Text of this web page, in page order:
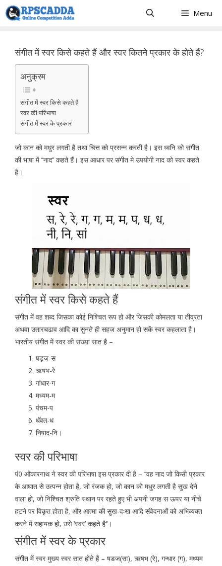
Skip
to
Menu
संगीत में स्वर किसे कहते हैं और स्वर कितने प्रकार के होते हैं?
अनुक्रम
संगीत में स्वर किसे कहते हैं
स्वर की परिभाषा
संगीत में स्वर के प्रकार
जो कान को मधुर लगती है तथा चित्त को प्रसन्न करती है। इस ध्वनि को संगीत
की भाषा में ‘‘नाद’’ कहते हैं। इस आधार पर संगीत मे उपयोगी नाद को स्वर कहते
है।
संगीत में स्वर किसे कहते हैं
संगीत में वह शब्द जिसका कोई निश्चित रूप हो और जिसकी कोमलता या तीव्रता
अथवा उतारचढाव आदि का सुनते ही सहज अनुमान हो सकें स्वर कहलाता है।
भारतीय संगीत में स्वर की संख्या सात है –
षड़ज-स
ऋषभ-रे
गांधार-ग
मध्यम-म
पंचम-प
धॅवत-ध
निषाद-नि।
स्वर की परिभाषा
पं0 ओंकारनाथ ने स्वर की परिभाषा इस प्रकार दी है – ‘‘वह नाद जो किसी प्रकार
के आघात से उत्पन्न होता है, जो रंजक हो, जो कान को मधुर लगती है सुख देने
वाला हो, जो निश्चित श्रुति स्थान पर रहते हुए भी अपनी जगह स ऊपर या नीचे
हटने पर विकृत होता है, और आत्मा की सुख-दःख आदि संवेदनाओं को अभिव्यक्त
करने में सहायक हो, उसे ‘स्वर’ कहते है‘‘।
संगीत में स्वर के प्रकार
संगीत में स्वर मुख्य स्वर सात होते हैं – षडज(सा), ऋषभ (रे), गन्धार (ग), मध्यम